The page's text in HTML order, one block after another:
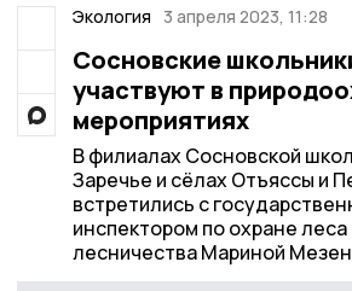
Экология 3 апреля 2023, 11:28
Сосновские
участвуют в
мероприятиях
В филиалах Сосновской
Заречье и сёлах Отъяссы и
встретились с
инспектором по охране
лесничества Мариной